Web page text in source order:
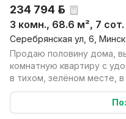
234 794 р.
3 комн., 68.6 м², 7 сот.
Серебрянская ул, 6, Минск
Продаю половину дома,
комнатную квартиру с
в тихом, зелёном месте,